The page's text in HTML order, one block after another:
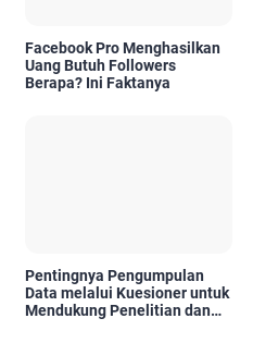
Facebook Pro Menghasilkan
Uang Butuh Followers
Berapa? Ini Faktanya
Pentingnya Pengumpulan
Data melalui Kuesioner untuk
Mendukung Penelitian dan